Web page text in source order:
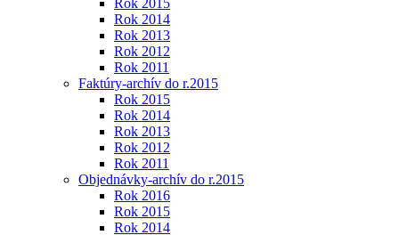
Rok 2015
Rok 2014
Rok 2013
Rok 2012
Rok 2011
Faktúry-archív do r.2015
Rok 2015
Rok 2014
Rok 2013
Rok 2012
Rok 2011
Objednávky-archív do r.2015
Rok 2016
Rok 2015
Rok 2014